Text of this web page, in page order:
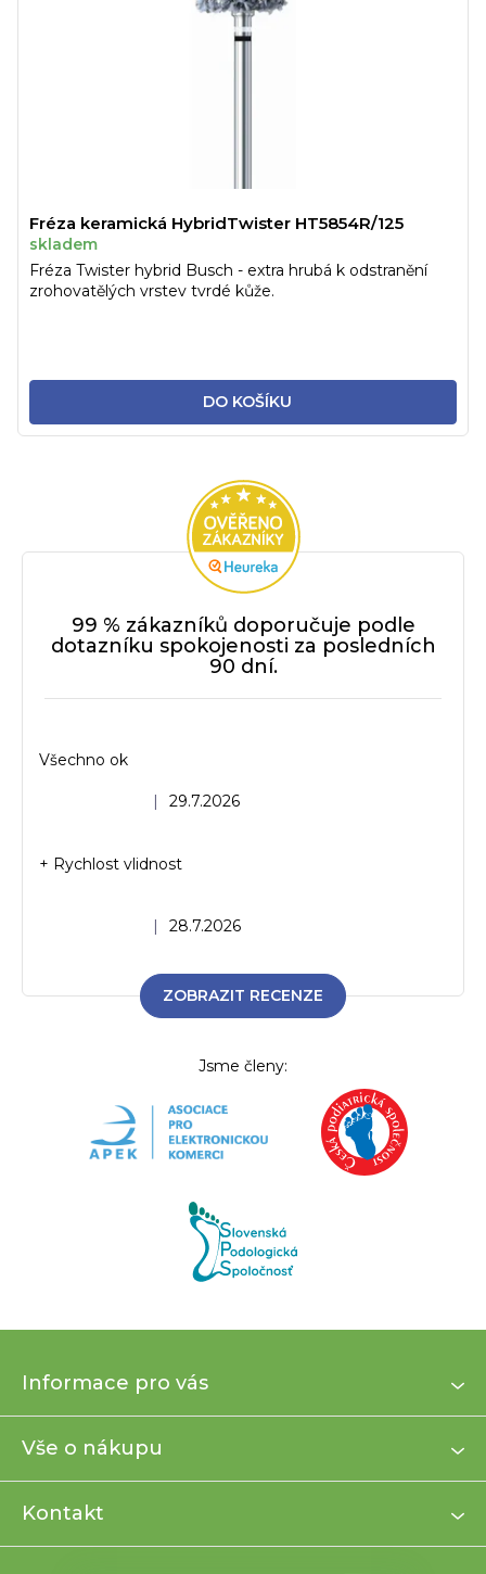
Fréza keramická HybridTwister HT5854R/125
skladem
DO KOŠÍKU
Fréza Twister hybrid Busch - extra hrubá k odstranění
zrohovatělých vrstev tvrdé kůže.
99 % zákazníků doporučuje podle
dotazníku spokojenosti za posledních
90 dní.
Hodnocení obchodu je 5 z 5 hvězdiček.
| 29.7.2026
Všechno ok
Hodnocení obchodu je 5 z 5 hvězdiček.
| 28.7.2026
+ Rychlost vlidnost
ZOBRAZIT RECENZE
Jsme členy:
p
t
Informace pro vás
Vše o nákupu
Kontakt